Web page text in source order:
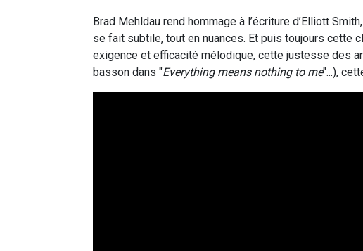
Brad Mehldau rend hommage à l’écriture d’Elliott
se fait subtile, tout en nuances. Et puis toujours cette
exigence et efficacité mélodique, cette justesse des
basson dans "Everything means nothing to me"...),